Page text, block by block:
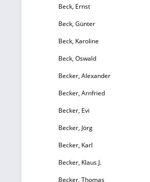
Beck, Ernst
Beck, Günter
Beck, Karoline
Beck, Oswald
Becker, Alexander
Becker, Arnfried
Becker, Evi
Becker, Jörg
Becker, Karl
Becker, Klaus J.
Becker, Thomas